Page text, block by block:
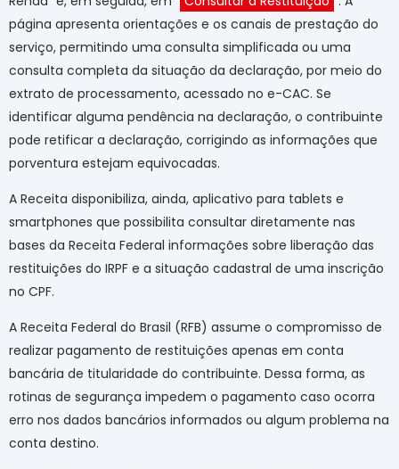
página apresenta orientações e os canais de prestação do
serviço, permitindo uma consulta simplificada ou uma
consulta completa da situação da declaração, por meio do
extrato de processamento, acessado no e-CAC. Se
identificar alguma pendência na declaração, o contribuinte
pode retificar a declaração, corrigindo as informações que
porventura estejam equivocadas.
A Receita disponibiliza, ainda, aplicativo para tablets e
smartphones que possibilita consultar diretamente nas
bases da Receita Federal informações sobre liberação das
restituições do IRPF e a situação cadastral de uma inscrição
no CPF.
A Receita Federal do Brasil (RFB) assume o compromisso de
realizar pagamento de restituições apenas em conta
bancária de titularidade do contribuinte. Dessa forma, as
rotinas de segurança impedem o pagamento caso ocorra
erro nos dados bancários informados ou algum problema na
conta destino.